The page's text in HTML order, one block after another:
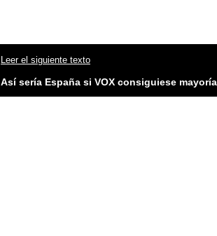
Leer el siguiente texto
Así sería España si VOX consiguiese